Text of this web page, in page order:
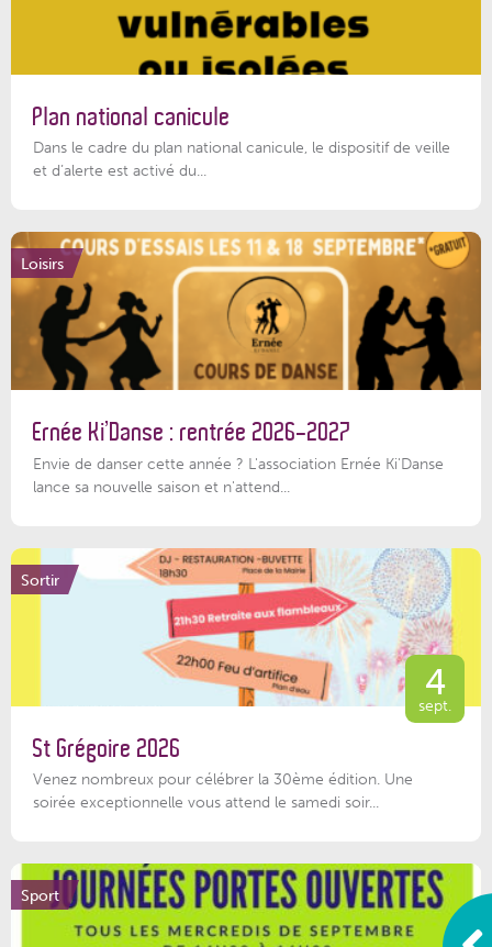
Plan national canicule
Dans le cadre du plan national canicule, le dispositif de veille
et d’alerte est activé du...
Loisirs
Ernée Ki’Danse : rentrée 2026-2027
Envie de danser cette année ? L'association Ernée Ki'Danse
lance sa nouvelle saison et n'attend...
Sortir
4
sept.
St Grégoire 2026
Venez nombreux pour célébrer la 30ème édition. Une
soirée exceptionnelle vous attend le samedi soir...
Sport